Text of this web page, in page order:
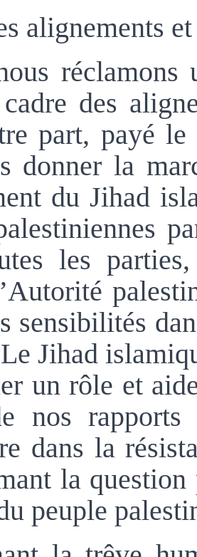
alignements
réclamons
des
part, payé
donner la
du Jihad
les
sensibilités
Jihad
un rôle et
nos
dans la
la
peuple